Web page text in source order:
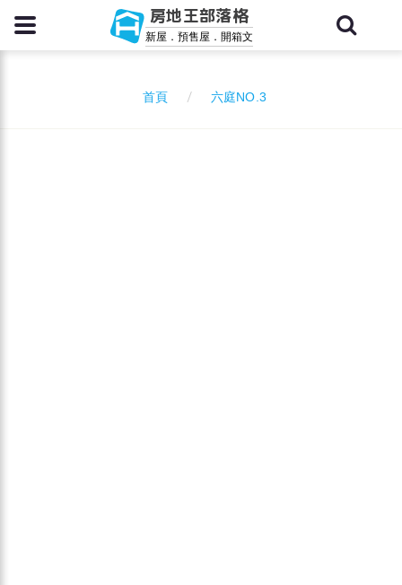
房地王部落格
新屋．預售屋．開箱文
首頁 六庭NO.3